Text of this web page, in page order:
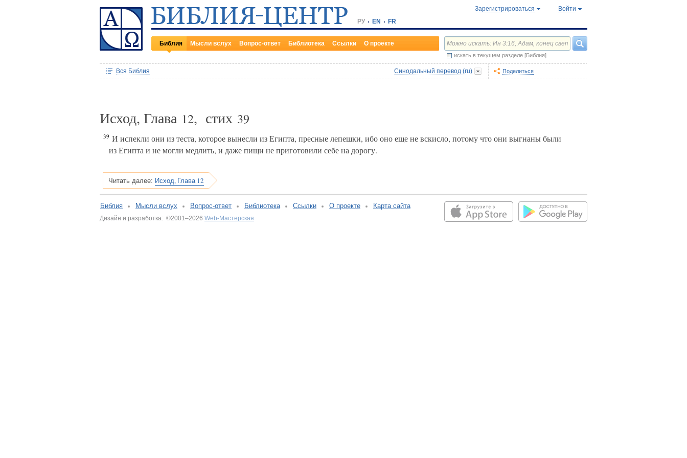
РУ EN FR
Зарегистрироваться Войти
Библия Мысли вслух Вопрос-ответ Библиотека Ссылки О проекте
искать в текущем разделе [Библия]
Вся Библия Синодальный перевод (ru) Поделиться
Исход, Глава 12, стих 39
39 И испекли они из теста, которое вынесли из Египта, пресные лепешки, ибо оно еще не вскисло, потому что они выгнаны были
из Египта и не могли медлить, и даже пищи не приготовили себе на дорогу.
Читать далее: Исход, Глава 12
Библия Мысли вслух Вопрос-ответ Библиотека Ссылки О проекте Карта сайта
Дизайн и разработка: ©2001–2026 Web-Мастерская